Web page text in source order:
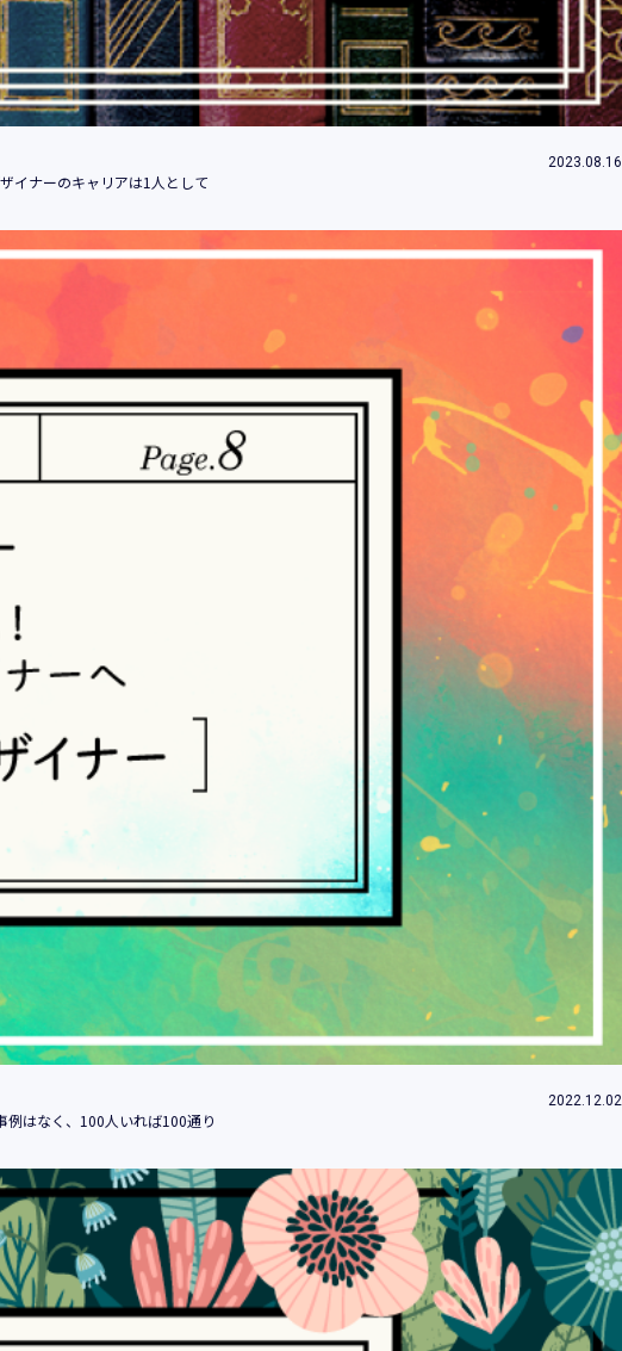
る個人情報とは、個人の識別に係る以下の情報をい
トカード情報、ログインID、パスワード、ニックネ
報
ービス」といいます。）において、お客様が、当社
数などのご利用内容及びご利用履歴に関する情報
きます。
は取得・収集させていただきます。
収集させていただく方法
方法
。
を、個人情報の保護に関する法律（個人情報保護
に基づき公表します。
対応のため
タ集積、改善、研究開発のため
送信・送付するため
下「規約等」といいます。）に違反する行為に対す
ため
のため
提供を含みます。）のため
創出」目的の情報提供のため
2023.08.16
イナーのキャリアは1人として
2022.12.02
例はなく、100人いれば100通り